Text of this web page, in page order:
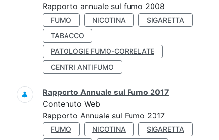
Rapporto annuale sul fumo 2008
FUMO NICOTINA
SIGARETTA
TABACCO
PATOLOGIE FUMO-CORRELATE
CENTRI ANTIFUMO
Rapporto Annuale sul Fumo 2017
Contenuto Web
Rapporto Annuale sul Fumo 2017
FUMO NICOTINA
SIGARETTA